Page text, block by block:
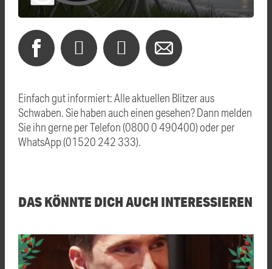
Einfach gut informiert: Alle aktuellen Blitzer aus
Schwaben. Sie haben auch einen gesehen? Dann melden
Sie ihn gerne per Telefon (0800 0 490400) oder per
WhatsApp (01520 242 333).
DAS KÖNNTE DICH AUCH INTERESSIEREN